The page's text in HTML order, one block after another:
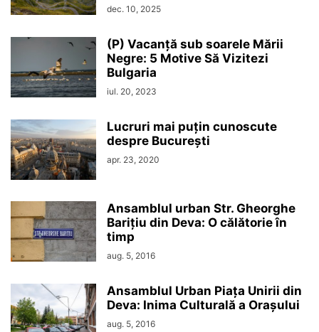
dec. 10, 2025
(P) Vacanță sub soarele Mării
Negre: 5 Motive Să Vizitezi
Bulgaria
iul. 20, 2023
Lucruri mai puțin cunoscute
despre București
apr. 23, 2020
Ansamblul urban Str. Gheorghe
Barițiu din Deva: O călătorie în
timp
aug. 5, 2016
Ansamblul Urban Piața Unirii din
Deva: Inima Culturală a Orașului
aug. 5, 2016